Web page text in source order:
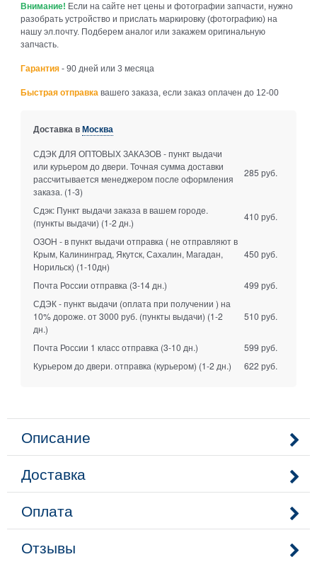
Внимание! Если на сайте нет цены и фотографии запчасти, нужно
разобрать устройство и прислать маркировку (фотографию) на
нашу эл.почту. Подберем аналог или закажем оригинальную
запчасть.
Гарантия - 90 дней или 3 месяца
Быстрая отправка вашего заказа, если заказ оплачен до 12-00
Доставка вМосква
СДЭК ДЛЯ ОПТОВЫХ ЗАКАЗОВ - пункт выдачи
или курьером до двери. Точная сумма доставки
рассчитывается менеджером после оформления
заказа. (1-3)
285 руб.
Сдэк: Пункт выдачи заказа в вашем городе.
(пункты выдачи) (1-2 дн.)
410 руб.
ОЗОН - в пункт выдачи отправка ( не отправляют в
Крым, Калининград, Якутск, Сахалин, Магадан,
Норильск) (1-10дн)
450 руб.
Почта России отправка (3-14 дн.)
499 руб.
СДЭК - пункт выдачи (оплата при получении ) на
10% дороже. от 3000 руб. (пункты выдачи) (1-2
дн.)
510 руб.
Почта России 1 класс отправка (3-10 дн.)
599 руб.
Курьером до двери. отправка (курьером) (1-2 дн.) 622 руб.
Описание
Доставка
Оплата
Отзывы